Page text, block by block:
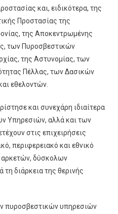
και, ειδικότερα, της
Προστασίας της
της Αποκεντρωμένης
των Πυροσβεστικών
της Αστυνομίας, των
Πέλλας, των Δασικών
εθελοντών.
και συνεχάρη ιδιαίτερα
Υπηρεσιών, αλλά και των
στις επιχειρήσεις
περιφερειακό και εθνικό
αρκετών, δύσκολων
διάρκεια της θερινής
πυροσβεστικών υπηρεσιών